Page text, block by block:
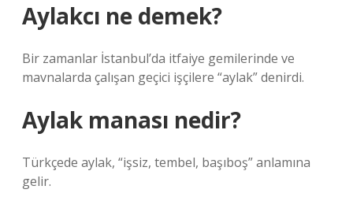
Aylakcı ne demek?
Bir zamanlar İstanbul’da itfaiye gemilerinde ve
mavnalarda çalışan geçici işçilere “aylak” denirdi.
Aylak manası nedir?
Türkçede aylak, “işsiz, tembel, başıboş” anlamına
gelir.